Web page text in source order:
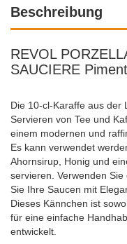
Beschreibung
REVOL
SAUCIERE
Die 10-cl-Karaffe aus der
Servieren von Tee und
einem modernen und
Es kann verwendet
Ahornsirup, Honig und
servieren. Verwenden
Sie Ihre Saucen mit
Dieses Kännchen ist
für eine einfache
entwickelt.